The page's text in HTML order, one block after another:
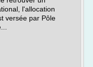
l'allocation
versée par Pôle